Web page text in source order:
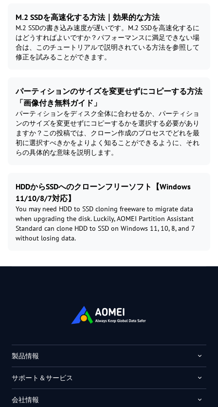
M.2 SSDを高速化する方法｜効果的な方法
M.2 SSDの書き込み速度が遅いです。M.2 SSDを高速化するに
はどうすればよいですか？パフォーマンスに満足できない場
合は、このチュートリアルで説明されている方法を参照して
修正を試みることができます。
パーティションのサイズを変更せずにコピーする方法
「画像付き無料ガイド」
パーティションをディスク全体に合わせるか、パーティショ
ンのサイズを変更せずにコピーするかを選択する必要があり
ますか？この投稿では、クローン作成のプロセスでどれを最
初に選択すべきかをよりよく知ることができるように、それ
らの具体的な意味を説明します。
HDDからSSDへのクローンフリーソフト【Windows
11/10/8/7対応】
You may need HDD to SSD cloning freeware to migrate data
when upgrading the disk. Luckily, AOMEI Partition Assistant
Standard can clone HDD to SSD on Windows 11, 10, 8, and 7
without losing data.
製品情報
サポート＆サービス
会社情報